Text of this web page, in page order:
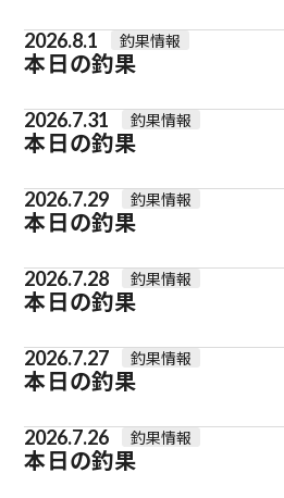
2026.8.1 釣果情報
本日の釣果
2026.7.31 釣果情報
本日の釣果
2026.7.29 釣果情報
本日の釣果
2026.7.28 釣果情報
本日の釣果
2026.7.27 釣果情報
本日の釣果
2026.7.26 釣果情報
本日の釣果